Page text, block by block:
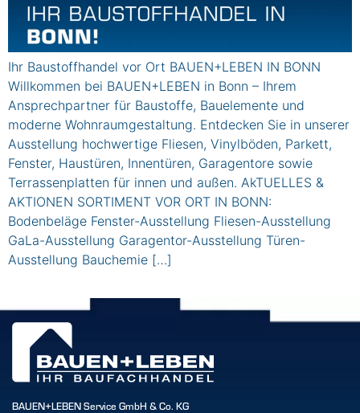
Ihr Baustoffhandel vor Ort BAUEN+LEBEN IN BONN
Willkommen bei BAUEN+LEBEN in Bonn – Ihrem
Ansprechpartner für Baustoffe, Bauelemente und
moderne Wohnraumgestaltung. Entdecken Sie in unserer
Ausstellung hochwertige Fliesen, Vinylböden, Parkett,
Fenster, Haustüren, Innentüren, Garagentore sowie
Terrassenplatten für innen und außen. AkTUELLES &
AKTIONEN SORTIMENT VOR ORT IN BONN:
Bodenbeläge Fenster-Ausstellung Fliesen-Ausstellung
GaLa-Ausstellung Garagentor-Ausstellung Türen-
Ausstellung Bauchemie […]
BAUEN+LEBEN Service GmbH & Co. KG